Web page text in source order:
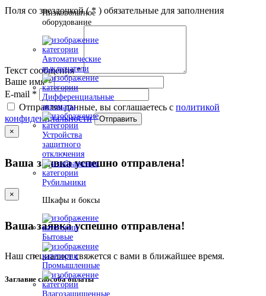
Низковольтное
оборудование
Автоматические
выключатели
Дифференциальные
автоматы
Устройства
защитного
отключения
Рубильники
Шкафы и боксы
Бытовые
Промышленные
Влагозащищенные
Поля со звездочкой (* ) обязательные для заполнения
Текст сообщения*
Ваше имя*
E-mail *
Отправляя данные, вы соглашаетесь с политикой
конфиденциальности
Отправить
×
Ваша заявка успешно отправлена!
×
Ваша заявка успешно отправлена!
Наш специалист свяжется с вами в ближайшее время.
Заглавие способа оплаты